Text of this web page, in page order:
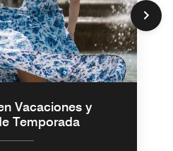
Vacaciones y
Temporada